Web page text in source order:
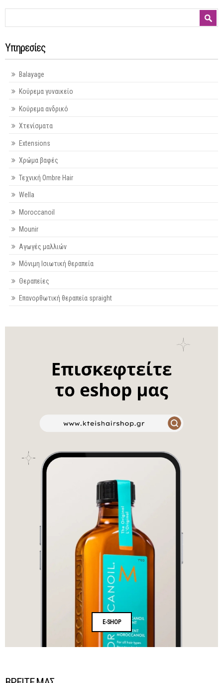
Υπηρεσίες
Balayage
Κούρεμα γυναικείο
Κούρεμα ανδρικό
Χτενίσματα
Extensions
Χρώμα βαφές
Τεχνική Ombre Hair
Wella
Moroccanoil
Mounir
Αγωγές μαλλιών
Μόνιμη Ισιωτική θεραπεία
Θεραπείες
Επανορθωτική θεραπεία spraight
E-SHOP